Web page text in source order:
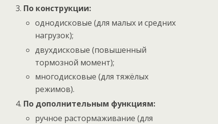
По конструкции:
однодисковые (для малых и средних
нагрузок);
двухдисковые (повышенный
тормозной момент);
многодисковые (для тяжёлых
режимов).
По дополнительным функциям:
ручное растормаживание (для